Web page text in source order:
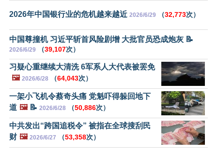
2026年中国银行业的危机越来越近 2026/6/29 （32,773次）
中国尊撞机 习近平斩首风险剧增 大批官员恐成炮灰 📝
2026/6/29 （39,107次）
习疑心重继续大清洗 6军系人大代表被罢免
🖼️ 2026/6/28 （64,043次）
一架小飞机令蔡奇头痛 党魁吓得躲回地下
道 🖼️📝 2026/6/28 （50,886次）
中共发出“跨国追税令” 被指在全球搜刮民
财 🖼️ 2026/6/27 （53,358次）